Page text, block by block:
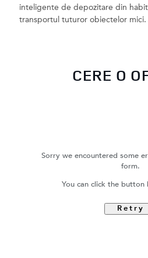
inteligente de depozitare din
transportul tuturor obiectelor mici.
CERE O
Sorry we encountered some
form.
You can click the
Retry